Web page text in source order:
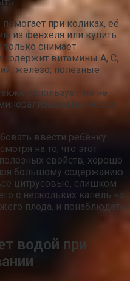
при коликах, её
из фенхеля или купить
только снимает
содержит витамины А, С,
железо, полезные
использует, но не
(не более
ввести ребёнку
на то, что этот
свойств, хорошо
большому содержанию
цитрусовые, слишком
с нескольких капель на
плода, и понаблюдать
водой при